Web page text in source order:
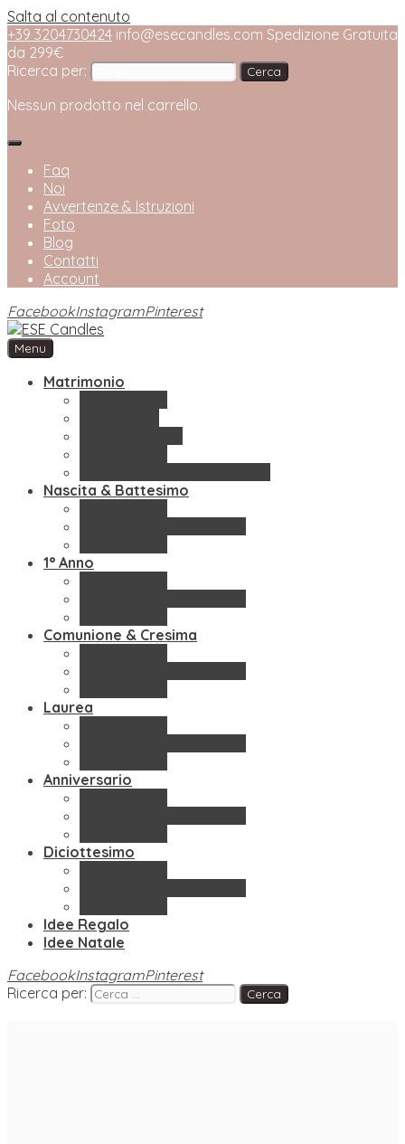
Salta al contenuto
+39 3204730424 info@esecandles.com Spedizione Gratuita
da 299€
Ricerca per:
Nessun prodotto nel carrello.
Faq
Noi
Avvertenze & Istruzioni
Foto
Blog
Contatti
Account
FacebookInstagramPinterest
ESE Candles
Bottega Artigianale di Candele
Menu
Matrimonio
Nascita & Battesimo
1° Anno
Comunione & Cresima
Laurea
Anniversario
Diciottesimo
Idee Regalo
Idee Natale
FacebookInstagramPinterest
Ricerca per: